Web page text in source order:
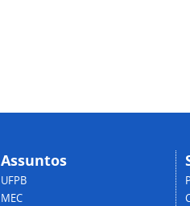
Assuntos
UFPB
MEC